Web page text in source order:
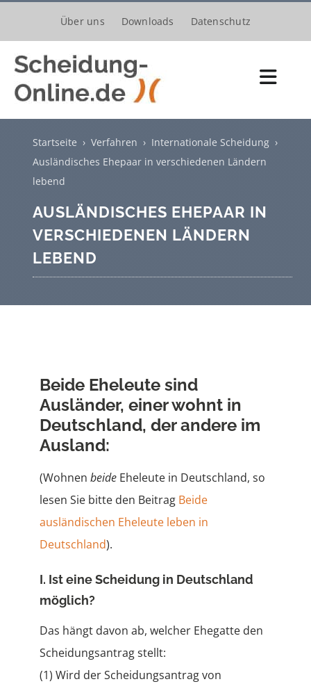
springen
Über uns Downloads Datenschutz
Trennung
Kinder
Vermögen
Steuern
Startseite › Verfahren › Internationale Scheidung›
Ausländisches Ehepaar in verschiedenen Ländern
lebend
AUSLÄNDISCHES EHEPAAR IN
VERSCHIEDENEN LÄNDERN
LEBEND
Beide Eheleute sind
Ausländer, einer wohnt in
Deutschland, der andere im
Ausland:
(Wohnen beideEheleute in Deutschland, so
lesen Sie bitte den Beitrag Beide
ausländischen Eheleute leben in
Deutschland).
I. Ist eine Scheidung in Deutschland
möglich?
Das hängt davon ab, welcher Ehegatte den
Scheidungsantrag stellt:
(1) Wird der Scheidungsantrag von